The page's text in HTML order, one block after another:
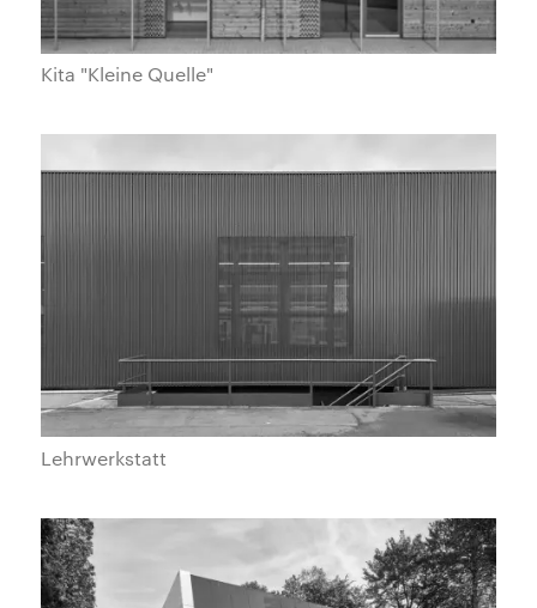
Kita "Kleine Quelle"
Lehrwerkstatt